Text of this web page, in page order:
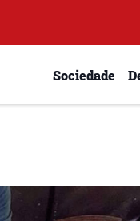
Sociedade